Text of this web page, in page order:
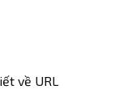
về URL